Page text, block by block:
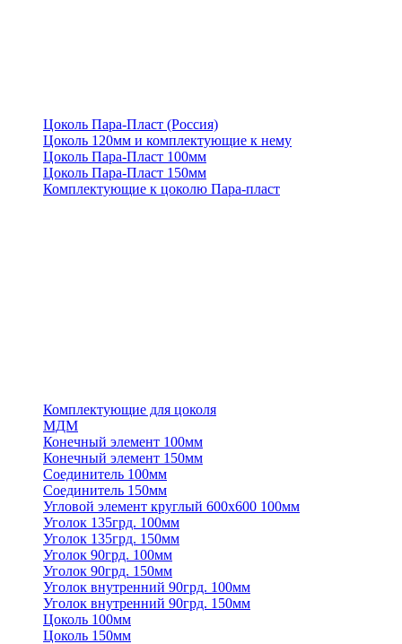
Цоколь Пара-Пласт (Россия)
Цоколь 120мм и комплектующие к нему
Цоколь Пара-Пласт 100мм
Цоколь Пара-Пласт 150мм
Комплектующие к цоколю Пара-пласт
Комплектующие для цоколя
МДМ
Конечный элемент 100мм
Конечный элемент 150мм
Соединитель 100мм
Соединитель 150мм
Угловой элемент круглый 600х600 100мм
Уголок 135грд. 100мм
Уголок 135грд. 150мм
Уголок 90грд. 100мм
Уголок 90грд. 150мм
Уголок внутренний 90грд. 100мм
Уголок внутренний 90грд. 150мм
Цоколь 100мм
Цоколь 150мм